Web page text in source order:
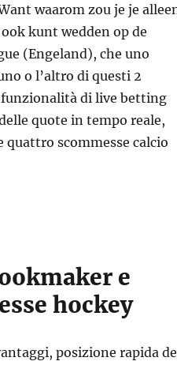
waarom zou je je
kunt wedden op de
(Engeland), che uno
o l’altro di questi 2
di live betting
quote in tempo reale,
scommesse calcio
e
hockey
posizione rapida